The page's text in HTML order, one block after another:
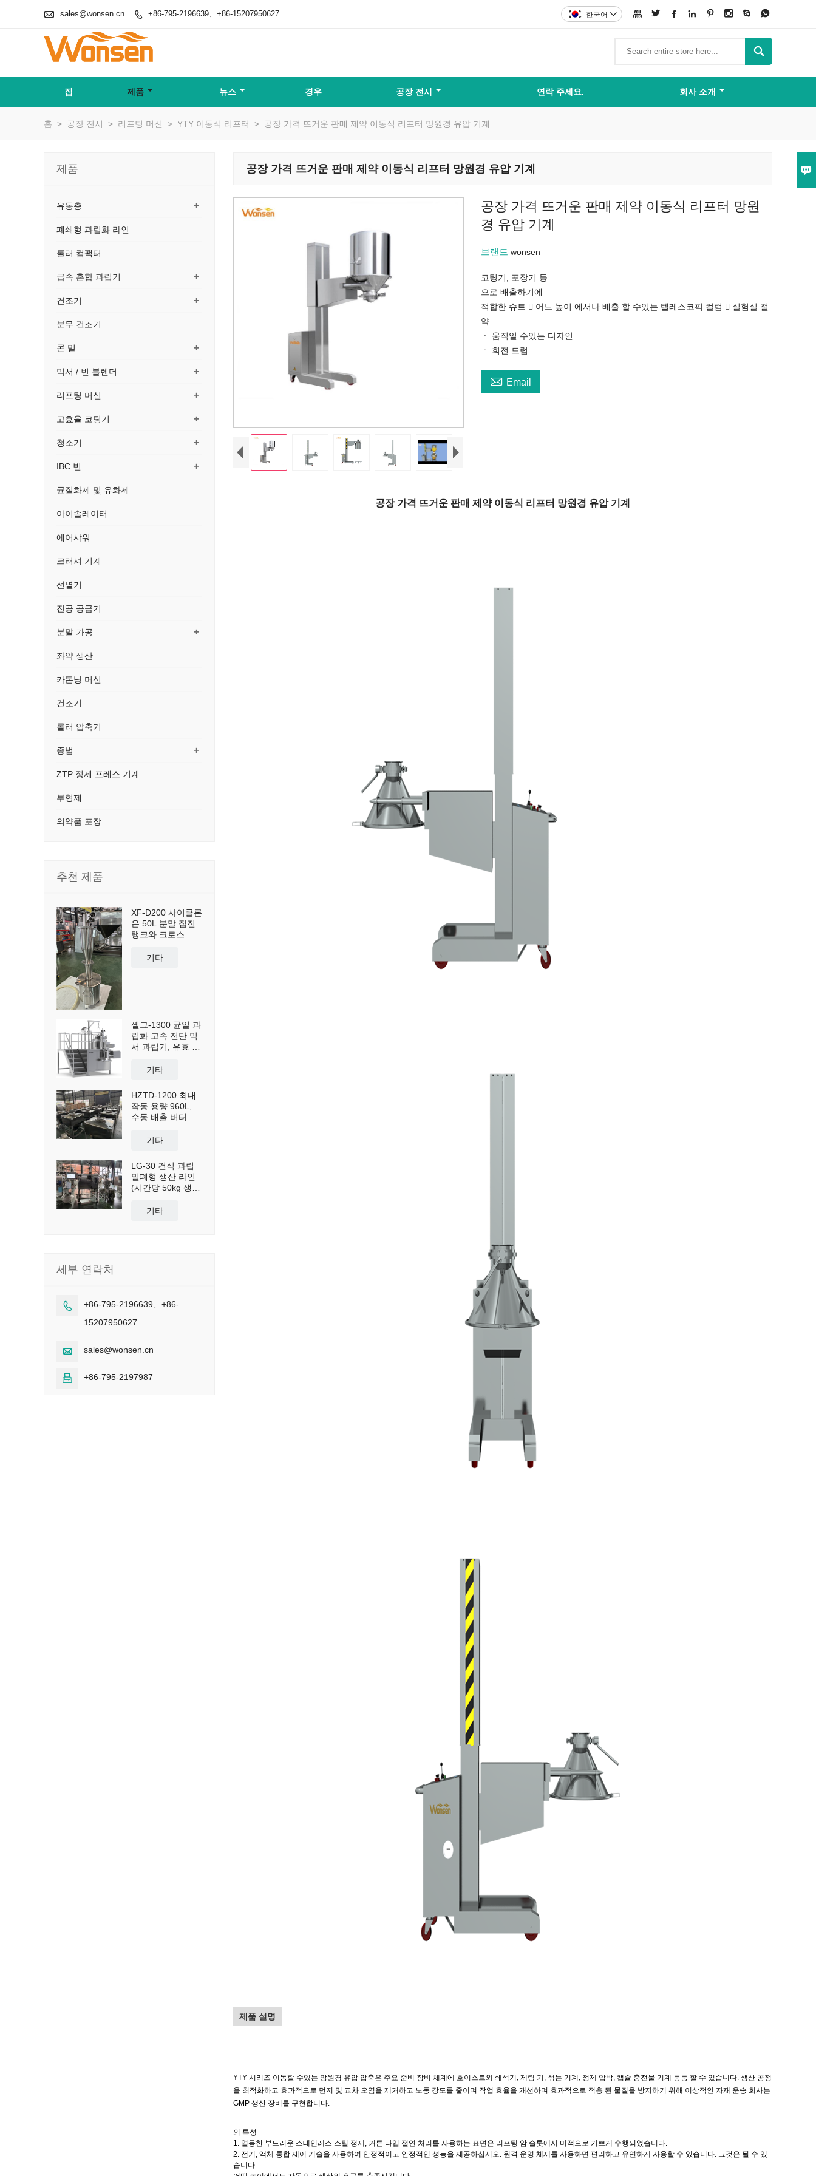

 sales@wonsen.cn  +86-795-2196639、+86-15207950627        
한국어 

집 제품 뉴스 경우 공장 전시 연락 주세요. 회사 소개
홈 > 공장 전시 > 리프팅 머신 > YTY 이동식 리프터 > 공장 가격 뜨거운 판매 제약 이동식 리프터 망원경 유압 기계
공장 가격 뜨거운 판매 제약 이동식 리프터 망원경 유압 기계
공장 가격 뜨거운 판매 제약 이동식 리프터 망원
경 유압 기계
브랜드wonsen
코팅기, 포장기 등
으로 배출하기에
적합한 슈트  어느 높이 에서나 배출 할 수있는 텔레스코픽 컬럼  실험실 절
약
ㆍ 움직일 수있는 디자인
ㆍ 회전 드럼
 Email
공장 가격 뜨거운 판매 제약 이동식 리프터 망원경 유압 기계
제품 설명
YTY 시리즈 이동할 수있는 망원경 유압 압축은 주요 준비 장비 체계에 호이스트와 쇄석기, 제림 기, 섞는 기계, 정제 압박, 캡슐 충전물 기계 등등 할 수 있습니다. 생산 공정
을 최적화하고 효과적으로 먼지 및 교차 오염을 제거하고 노동 강도를 줄이며 작업 효율을 개선하며 효과적으로 적층 된 물질을 방지하기 위해 이상적인 자재 운송 회사는
GMP 생산 장비를 구현합니다.
의 특성
1. 열등한 부드러운 스테인레스 스틸 정제, 커튼 타입 절연 처리를 사용하는 표면은 리프팅 암 슬롯에서 미적으로 기쁘게 수행되었습니다.
2. 전기, 액체 통합 제어 기술을 사용하여 안정적이고 안정적인 성능을 제공하십시오. 원격 운영 체제를 사용하면 편리하고 유연하게 사용할 수 있습니다. 그것은 될 수 있
습니다
제품
+
유동층
폐쇄형 과립화 라인
롤러 컴팩터
+
급속 혼합 과립기
+
건조기
분무 건조기
+
콘 밀
+
믹서 / 빈 블렌더
+
리프팅 머신
+
고효율 코팅기
+
청소기
+
IBC 빈
균질화제 및 유화제
아이솔레이터
에어샤워
크러셔 기계
선별기
진공 공급기
+
분말 가공
좌약 생산
카톤닝 머신
건조기
롤러 압축기
+
종범
ZTP 정제 프레스 기계
부형제
의약품 포장
추천 제품
XF-D200 사이클론
은 50L 분말 집진
탱크와 크로스 카
진 집진 및 재사용
기타
셸그-1300 균일 과
립화 고속 전단 믹
서 과립기, 유효 용
기타
HZTD-1200 최대
작동 용량 960L,
수동 배출 버터플
기타
LG-30 건식 과립
밀폐형 생산 라인
(시간당 50kg 생산
기타
세부 연락처

+86-795-2196639、+86-
15207950627
 sales@wonsen.cn
 +86-795-2197987